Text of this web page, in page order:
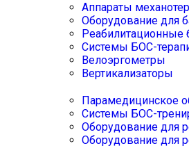
Аппараты
Оборудование для
Системы БОС-
Велоэргометры
Вертикализаторы
Парамедицинское
Системы БОС-
Оборудование для
Оборудование для